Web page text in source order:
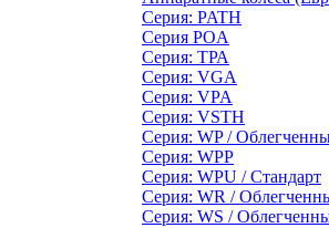
Серия: PATH
Серия POA
Серия: ТРА
Серия: VGA
Серия: VPA
Серия: VSTH
Серия: WP /
Серия: WPP
Серия: WPU / Стандарт
Серия: WR /
Серия: WS /